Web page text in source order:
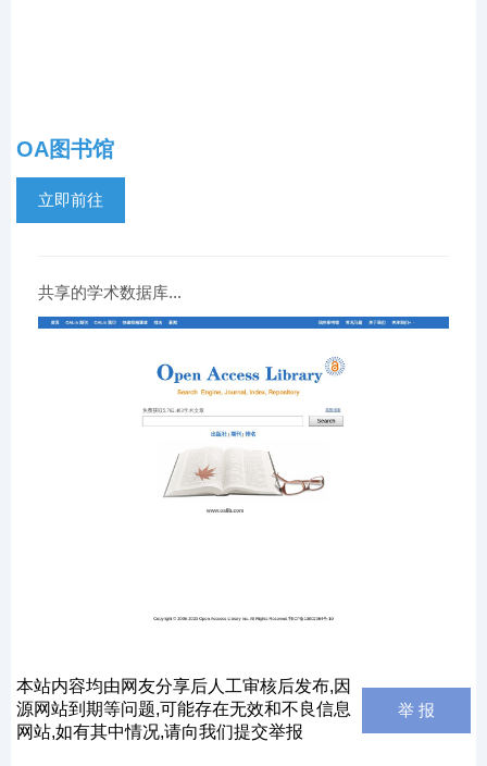
OA图书馆
立即前往
共享的学术数据库...
本站内容均由网友分享后人工审核后发布,因
源网站到期等问题,可能存在无效和不良信息
网站,如有其中情况,请向我们提交举报
举 报